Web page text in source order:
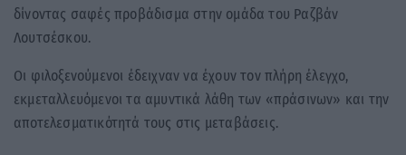
δίνοντας σαφές προβάδισμα στην ομάδα του Ραζβάν
Λουτσέσκου.
Οι φιλοξενούμενοι έδειχναν να έχουν τον πλήρη έλεγχο,
εκμεταλλευόμενοι τα αμυντικά λάθη των «πράσινων» και την
αποτελεσματικότητά τους στις μεταβάσεις.